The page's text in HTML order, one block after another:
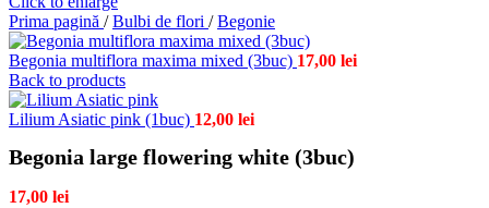
Prima pagină / Bulbi de flori / Begonie
Begonia multiflora maxima mixed (3buc) 17,00 lei
Back to products
Lilium Asiatic pink (1buc) 12,00 lei
Begonia large flowering white (3buc)
17,00 lei